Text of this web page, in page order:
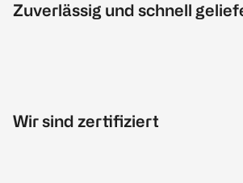
Zuverlässig und schnell
Wir sind zertifiziert